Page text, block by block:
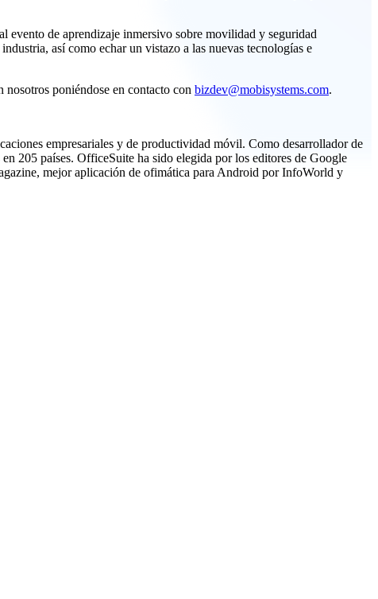
de aprendizaje inmersivo sobre movilidad y seguridad
así como echar un vistazo a las nuevas tecnologías e
poniéndose en contacto con bizdev@mobisystems.com.
empresariales y de productividad móvil. Como desarrollador de
205 países. OfficeSuite ha sido elegida por los editores de Google
mejor aplicación de ofimática para Android por InfoWorld y